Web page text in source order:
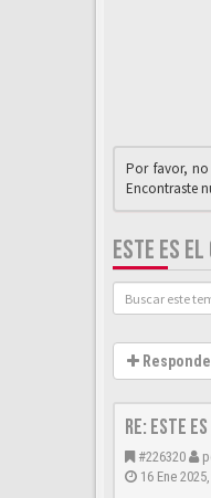
Por favor,
Encontraste
ESTE ES
Re: este
#226320
16 Ene